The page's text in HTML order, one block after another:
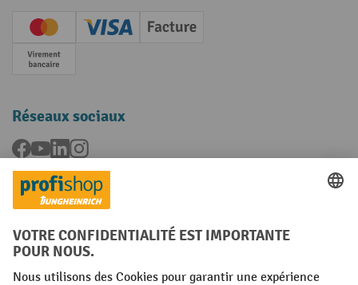
Creditcard (Master)Creditcard (Visa)
Facture
Paiement anticipé
Réseaux sociaux
Facebook
YouTubeLinkedInInstagram
Langues
FR NL